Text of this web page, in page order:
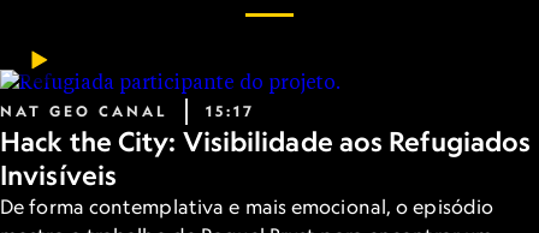
NAT GEO CANAL 15:17
Hack the City: Visibilidade aos Refugiados
Invisíveis
De forma contemplativa e mais emocional, o episódio